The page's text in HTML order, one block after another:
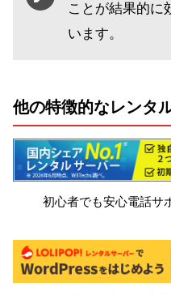
ことが結果的に
います。
他の特徴的なレンタ
初心者でも安心電話サ